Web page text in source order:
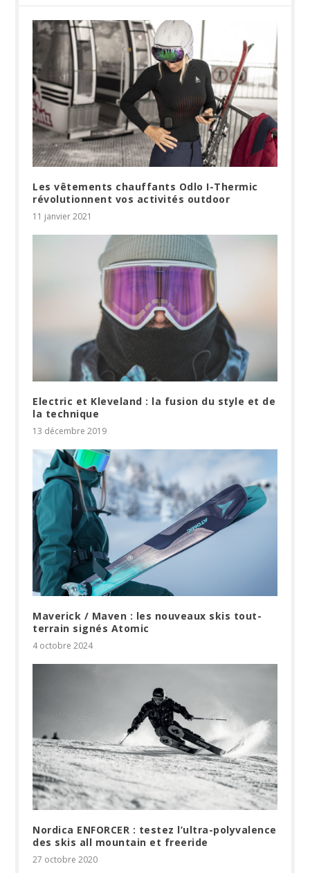
Les vêtements chauffants Odlo I-Thermic
révolutionnent vos activités outdoor
11 janvier 2021
Electric et Kleveland : la fusion du style et de
la technique
13 décembre 2019
Maverick / Maven : les nouveaux skis tout-
terrain signés Atomic
4 octobre 2024
Nordica ENFORCER : testez l’ultra-polyvalence
des skis all mountain et freeride
27 octobre 2020